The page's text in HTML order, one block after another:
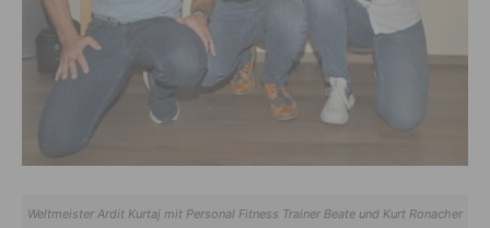
Weltmeister Ardit Kurtaj mit Personal Fitness Trainer Beate und Kurt Ronacher